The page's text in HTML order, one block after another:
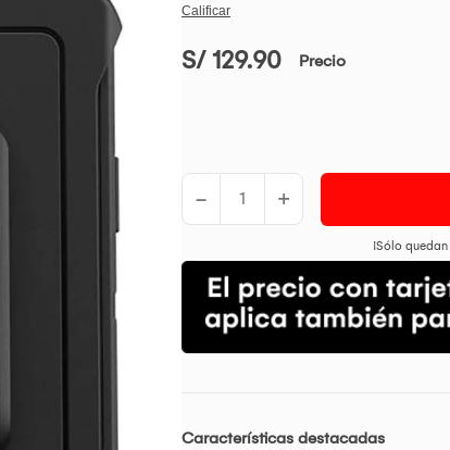
S/ 129.90 Precio
- +
¡Sólo quedan
Características destacadas